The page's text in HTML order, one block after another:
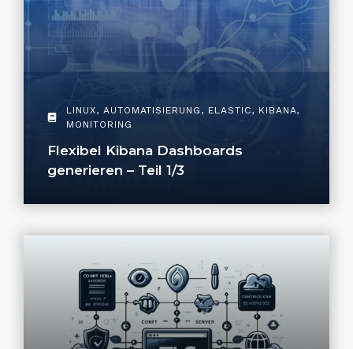
LINUX, AUTOMATISIERUNG , ELASTIC, KIBANA,
MONITORING
Flexibel Kibana Dashboards
generieren – Teil 1/3